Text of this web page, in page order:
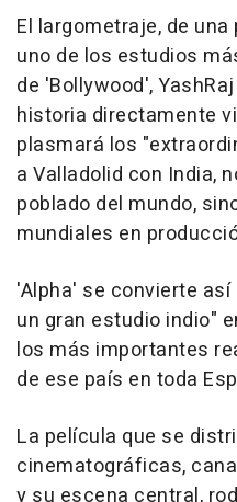
El largometraje, de
uno de los estudios
de 'Bollywood',
historia directamente
plasmará los
a Valladolid con India,
poblado del mundo,
mundiales en
'Alpha' se convierte
un gran estudio indio"
los más importantes
de ese país en toda
La película que se
cinematográficas,